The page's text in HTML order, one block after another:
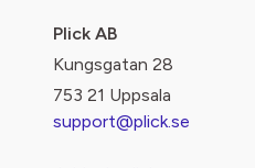
Plick AB
Kungsgatan 28
753 21 Uppsala
support@plick.se